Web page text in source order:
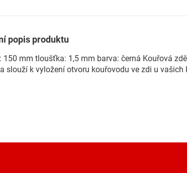
popis produktu
150 mm tloušťka: 1,5 mm barva: černá Kouřová
slouží k vyložení otvoru kouřovodu ve zdi u vašich